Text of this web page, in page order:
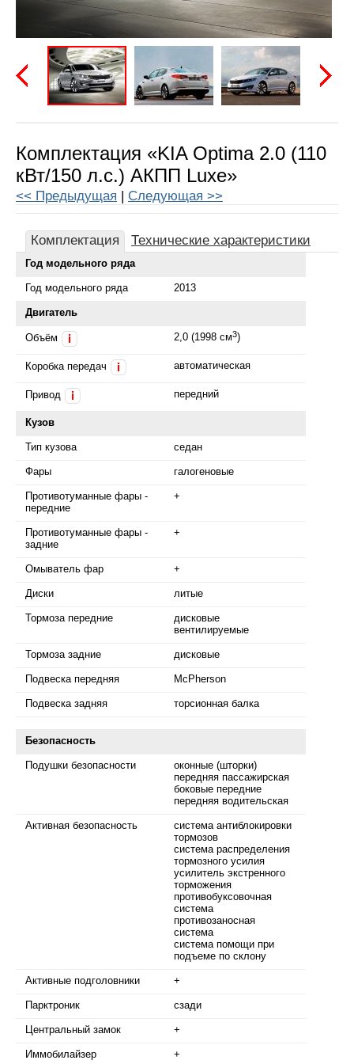
Комплектация «KIA Optima 2.0 (110
кВт/150 л.с.) АКПП Luxe»
<< Предыдущая Следующая >>
Комплектация Технические характеристики
Год модельного ряда
Год модельного ряда 2013
Двигатель
Объём 2,0 (1998 см3)
Коробка передач автоматическая
Привод передний
Кузов
Тип кузова седан
Фары галогеновые
Противотуманные фары -
передние
+
Противотуманные фары -
задние
+
Омыватель фар +
Диски литые
Тормоза передние
дисковые
вентилируемые
Тормоза задние дисковые
Подвеска передняя McPherson
Подвеска задняя торсионная балка
Безопасность
Подушки безопасности
оконные (шторки)
передняя пассажирская
боковые передние
передняя водительская
Активная безопасность
система антиблокировки
тормозов
система распределения
тормозного усилия
усилитель экстренного
торможения
противобуксовочная
система
противозаносная
система
система помощи при
подъеме по склону
Активные подголовники +
Парктроник сзади
Центральный замок +
Иммобилайзер +